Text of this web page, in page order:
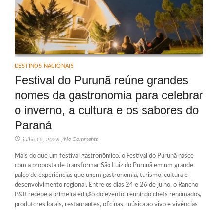
DESTINOS NACIONAIS
Festival do Purunã reúne grandes
nomes da gastronomia para celebrar
o inverno, a cultura e os sabores do
Paraná
julho 19, 2026 /No Comments
Mais do que um festival gastronômico, o Festival do Purunã nasce
com a proposta de transformar São Luiz do Purunã em um grande
palco de experiências que unem gastronomia, turismo, cultura e
desenvolvimento regional. Entre os dias 24 e 26 de julho, o Rancho
P&R recebe a primeira edição do evento, reunindo chefs renomados,
produtores locais, restaurantes, oficinas, música ao vivo e vivências